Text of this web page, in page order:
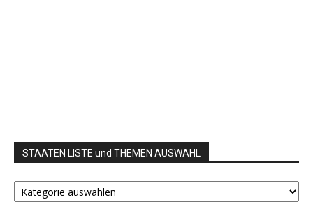
STAATEN LISTE und THEMEN AUSWAHL
STAATEN
LISTE